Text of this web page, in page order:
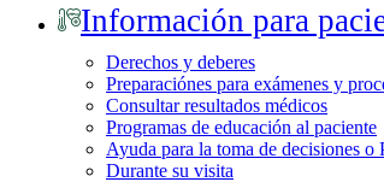
Información para
Derechos y deberes
Preparaciónes para exámenes y
Consultar resultados médicos
Programas de educación al paciente
Ayuda para la toma de decisiones o
Durante su visita